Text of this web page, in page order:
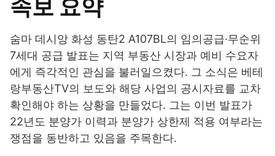
속보 요약
숨마 데시앙 화성 동탄2 A107BL의 임의공급·무순위
7세대 공급 발표는 지역 부동산 시장과 예비 수요자
에게 즉각적인 관심을 불러일으켰다. 그 소식은 베테
랑부동산TV의 보도와 해당 사업의 공시자료를 교차
확인해야 하는 상황을 만들었다. 그는 이번 발표가
22년도 분양가 이력과 분양가 상한제 적용 여부라는
쟁점을 동반하고 있음을 주목한다.